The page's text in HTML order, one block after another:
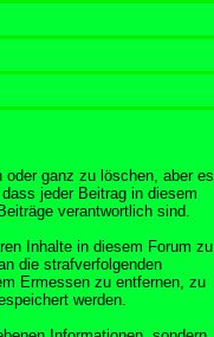
ganz zu löschen, aber es
jeder Beitrag in diesem
verantwortlich sind.
Inhalte in diesem Forum zu
die strafverfolgenden
Ermessen zu entfernen, zu
werden.